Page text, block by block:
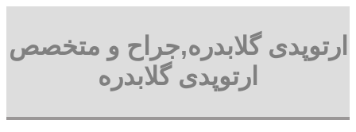
ارتوپدی گلابدره,جراح و متخصص
ارتوپدی گلابدره